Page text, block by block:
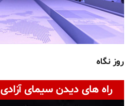
روز نگاه
راه های دیدن سیمای آزادی